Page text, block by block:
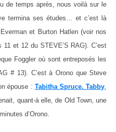
de temps après, nous voilà sur le
termina ses études… et c’est là
et Burton Hatlen (voir nos
et 12 du STEVE’S RAG). C’est
Foggler où sont entreposés les
# 13). C’est à Orono que Steve
épouse : Tabitha Spruce. Tabby,
quant-à elle, de Old Town, une
d’Orono.